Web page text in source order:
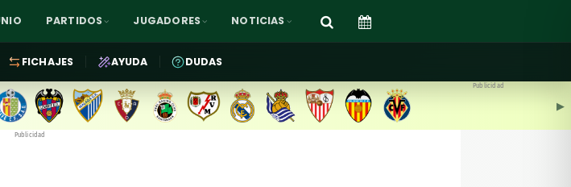
PARTIDOS JUGADORES NOTICIAS
FICHAJES AYUDA DUDAS
▶︎
Publicidad
Publicidad